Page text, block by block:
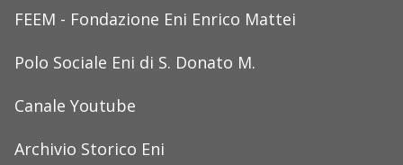
FEEM - Fondazione Eni Enrico Mattei
Polo Sociale Eni di S. Donato M.
Canale Youtube
Archivio Storico Eni